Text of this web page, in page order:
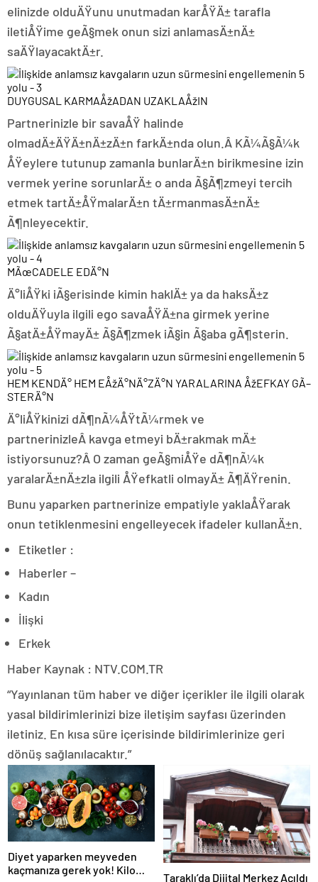
elinizde olduÄŸunu unutmadan karÅŸÄ± tarafla
iletiÅŸime geÃ§mek onun sizi anlamasÄ±nÄ±
saÄŸlayacaktÄ±r.
DUYGUSAL KARMAÅžADAN UZAKLAÅžIN
Partnerinizle bir savaÅŸ halinde
olmadÄ±ÄŸÄ±nÄ±zÄ±n farkÄ±nda olun.Â KÃ¼Ã§Ã¼k
ÅŸeylere tutunup zamanla bunlarÄ±n birikmesine izin
vermek yerine sorunlarÄ± o anda Ã§Ã¶zmeyi tercih
etmek tartÄ±ÅŸmalarÄ±n tÄ±rmanmasÄ±nÄ±
Ã¶nleyecektir.
MÃœCADELE EDÄ°N
Ä°liÅŸki iÃ§erisinde kimin haklÄ± ya da haksÄ±z
olduÄŸuyla ilgili ego savaÅŸÄ±na girmek yerine
Ã§atÄ±ÅŸmayÄ± Ã§Ã¶zmek iÃ§in Ã§aba gÃ¶sterin.
HEM KENDÄ° HEM EÅžÄ°NÄ°ZÄ°N YARALARINA ÅžEFKAY GÃ–
STERÄ°N
Ä°liÅŸkinizi dÃ¶nÃ¼ÅŸtÃ¼rmek ve
partnerinizleÂ kavga etmeyi bÄ±rakmak mÄ±
istiyorsunuz?Â O zaman geÃ§miÅŸe dÃ¶nÃ¼k
yaralarÄ±nÄ±zla ilgili ÅŸefkatli olmayÄ± Ã¶ÄŸrenin.
Bunu yaparken partnerinize empatiyle yaklaÅŸarak
onun tetiklenmesini engelleyecek ifadeler kullanÄ±n.
Etiketler :
Haberler –
Kadın
İlişki
Erkek
Haber Kaynak : NTV.COM.TR
“Yayınlanan tüm haber ve diğer içerikler ile ilgili olarak
yasal bildirimlerinizi bize iletişim sayfası üzerinden
iletiniz. En kısa süre içerisinde bildirimlerinize geri
dönüş sağlanılacaktır.”
Diyet yaparken meyveden
kaçmanıza gerek yok! Kilo
Taraklı’da Dijital Merkez Açıldı